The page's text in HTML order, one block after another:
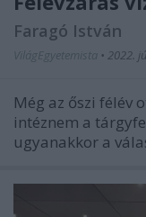
Faragó István
VilágEgyetemista • 2022.
Még az őszi félév
intéznem a
ugyanakkor a